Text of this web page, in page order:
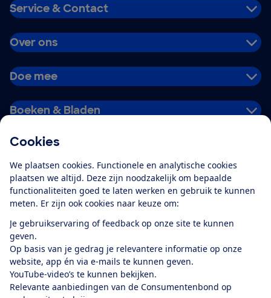
Cookies
We plaatsen cookies. Functionele en analytische cookies
plaatsen we altijd. Deze zijn noodzakelijk om bepaalde
functionaliteiten goed te laten werken en gebruik te kunnen
meten. Er zijn ook cookies naar keuze om:
Je gebruikservaring of feedback op onze site te kunnen
geven.
Op basis van je gedrag je relevantere informatie op onze
website, app én via e-mails te kunnen geven.
YouTube-video’s te kunnen bekijken.
Relevante aanbiedingen van de Consumentenbond op
Service & Contact
Over ons
Doe mee
Boeken & Bladen
Alles over de
app
Algemene Voorwaarden
Privacyverklaring
Cookiebeleid
Privacyvoorkeuren
Toegankelijkheid